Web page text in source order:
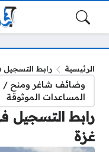
الرئيسية رابط التسجيل
وضائف شاغر ومنح /
المساعدات الموثوقة
رابط التسجيل
غزة